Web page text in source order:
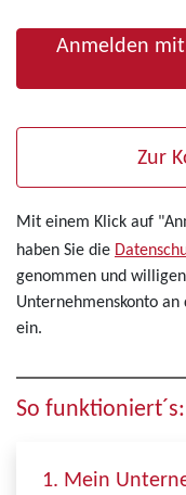
Anmelden
Zur
Mit einem Klick auf
haben Sie die
genommen und
Unternehmenskonto
ein.
So funktioniert´s:
1. Mein